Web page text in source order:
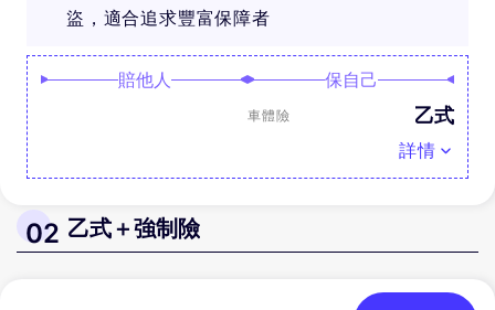
盜，適合追求豐富保障者
賠他人 保自己
車體險 乙式
詳情
02 乙式＋強制險